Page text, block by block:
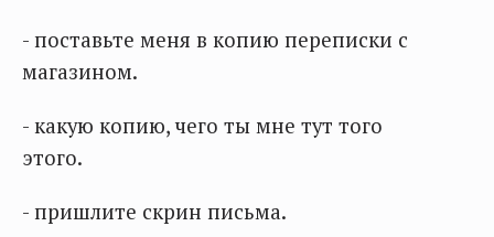
- поставьте меня в копию переписки с
магазином.
- какую копию, чего ты мне тут того
этого.
- пришлите скрин письма.